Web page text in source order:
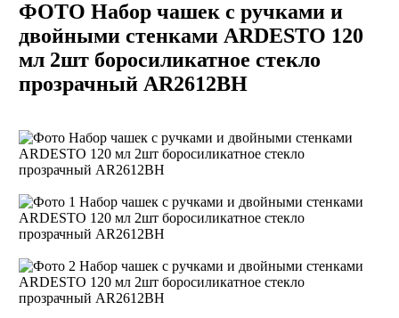
ФОТО Набор чашек с ручками и
двойными стенками ARDESTO 120
мл 2шт боросиликатное стекло
прозрачный AR2612BH